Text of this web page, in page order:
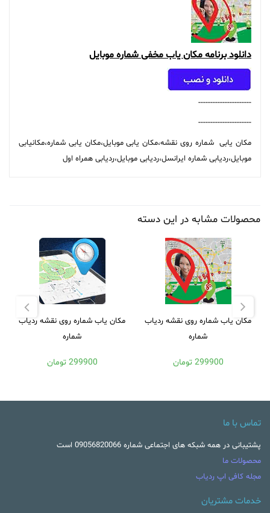
دانلود برنامه مکان یاب مخفی شماره موبایل
----------------------
----------------------
مکان یابی شماره روی نقشه،مکان یابی موبایل،مکان یابی شماره،مکانیابی
موبایل،ردیابی شماره ایرانسل،ردیابی موبایل،ردیابی همراه اول
محصولات مشابه در این دسته
مکان یاب شماره روی نقشه ردیاب
شماره
299900 تومان
مکان یاب شماره روی نقشه ردیاب
شماره
299900 تومان
تماس با ما
پشتیبانی در همه شبکه های اجتماعی شماره 09056820066 است
محصولات ما
مجله کافی اپ ردیاب
خدمات مشتریان